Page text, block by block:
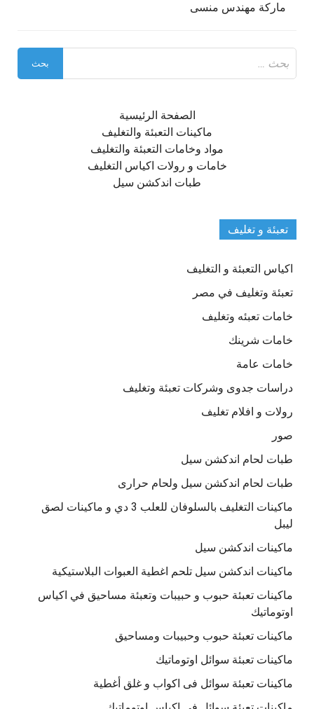
ماركة مهندس منسى
عن:
الصفحة الرئيسية
ماكينات التعبئة والتغليف
مواد وخامات التعبئة والتغليف
خامات و رولات اكياس التغليف
طبات اندكشن سيل
تعبئة و تغليف
اكياس التعبئة و التغليف
تعبئة وتغليف في مصر
خامات تعبئه وتغليف
خامات شرينك
خامات عامة
دراسات جدوى وشركات تعبئة وتغليف
رولات و افلام تغليف
صور
طبات لحام اندكشن سيل
طبات لحام اندكشن سيل ولحام حرارى
ماكينات التغليف بالسلوفان للعلب 3 دي و ماكينات لصق
ليبل
ماكينات اندكشن سيل
ماكينات اندكشن سيل تلحم اغطية العبوات البلاستيكية
ماكينات تعبئة حبوب و حبيبات وتعبئة مساحيق في اكياس
اوتوماتيك
ماكينات تعبئة حبوب وحبيبات ومساحيق
ماكينات تعبئة سوائل اوتوماتيك
ماكينات تعبئة سوائل فى اكواب و غلق أغطية